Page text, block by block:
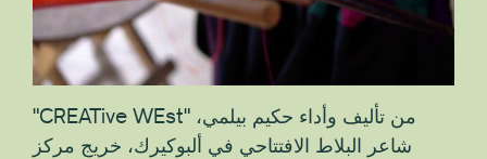
"CREATive WEst" من تأليف وأداء حكيم بيلمي،
شاعر البلاط الافتتاحي في ألبوكيرك، خريج مركز